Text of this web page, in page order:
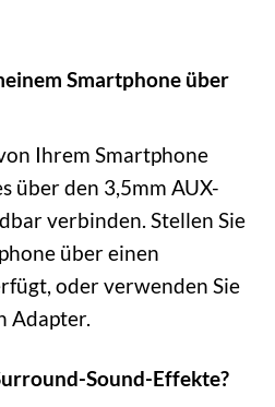
Smartphone über
Ihrem Smartphone
über den 3,5mm AUX-
verbinden. Stellen Sie
über einen
oder verwenden Sie
Adapter.
Sound-Effekte?